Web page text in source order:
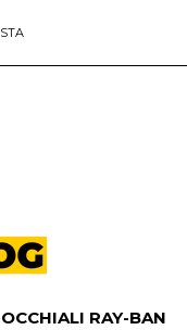
OCCHIALI RAY-BAN